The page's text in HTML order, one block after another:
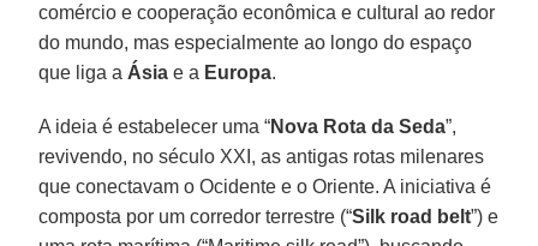
comércio e cooperação econômica e cultural ao redor
do mundo, mas especialmente ao longo do espaço
que liga a Ásia e a Europa.
A ideia é estabelecer uma “Nova Rota da Seda”,
revivendo, no século XXI, as antigas rotas milenares
que conectavam o Ocidente e o Oriente. A iniciativa é
composta por um corredor terrestre (“Silk road belt”) e